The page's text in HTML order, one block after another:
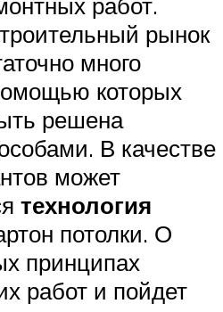
рынок
много
которых
решена
В качестве
может
технология
потолки. О
принципах
работ и пойдет